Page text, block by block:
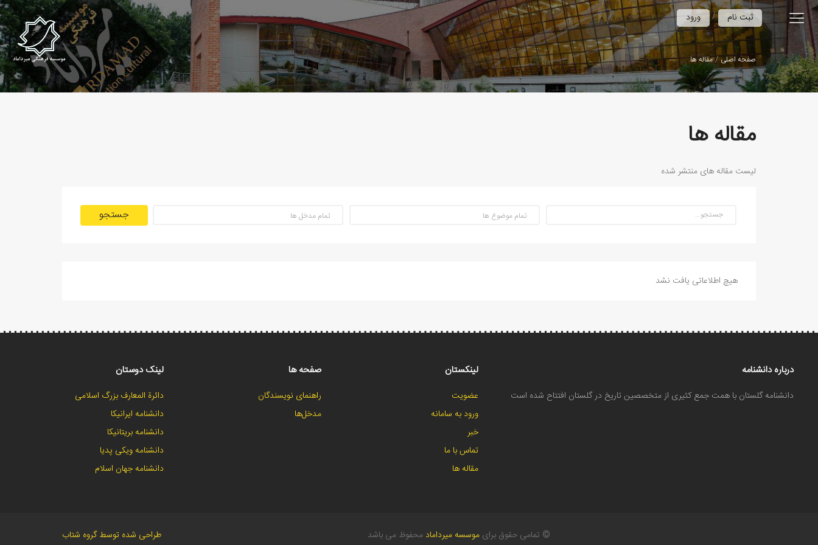
ورود / ثبت نام
صفحه اصلی مقاله ها
مقاله ها
لیست مقاله های منتشر شده
جستجو
هیچ اطلاعاتی یافت نشد
درباره دانشنامه
دانشنامه گلستان با همت جمع کثیری از متخصصین تاریخ در گلستان افتتاح شده است
لینکستان
عضویت
ورود به سامانه
خبر
تماس با ما
مقاله ها
صفحه ها
راهنمای نویسندگان
مدخل‌ها
لینک دوستان
دائرة المعارف بزرگ اسلامی
دانشنامه ایرانیکا
دانشنامه بریتانیکا
دانشنامه ویکی پدیا
دانشنامه جهان اسلام
طراحی شده توسط گروه شتاب © تمامی حقوق برای موسسه میرداماد محفوظ می باشد